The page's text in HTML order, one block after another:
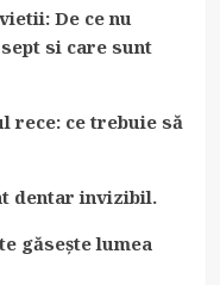
De ce nu
si care sunt
rece: ce trebuie să
dentar invizibil.
găsește lumea